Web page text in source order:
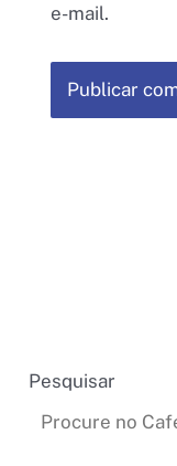
e-mail.
Pesquisar